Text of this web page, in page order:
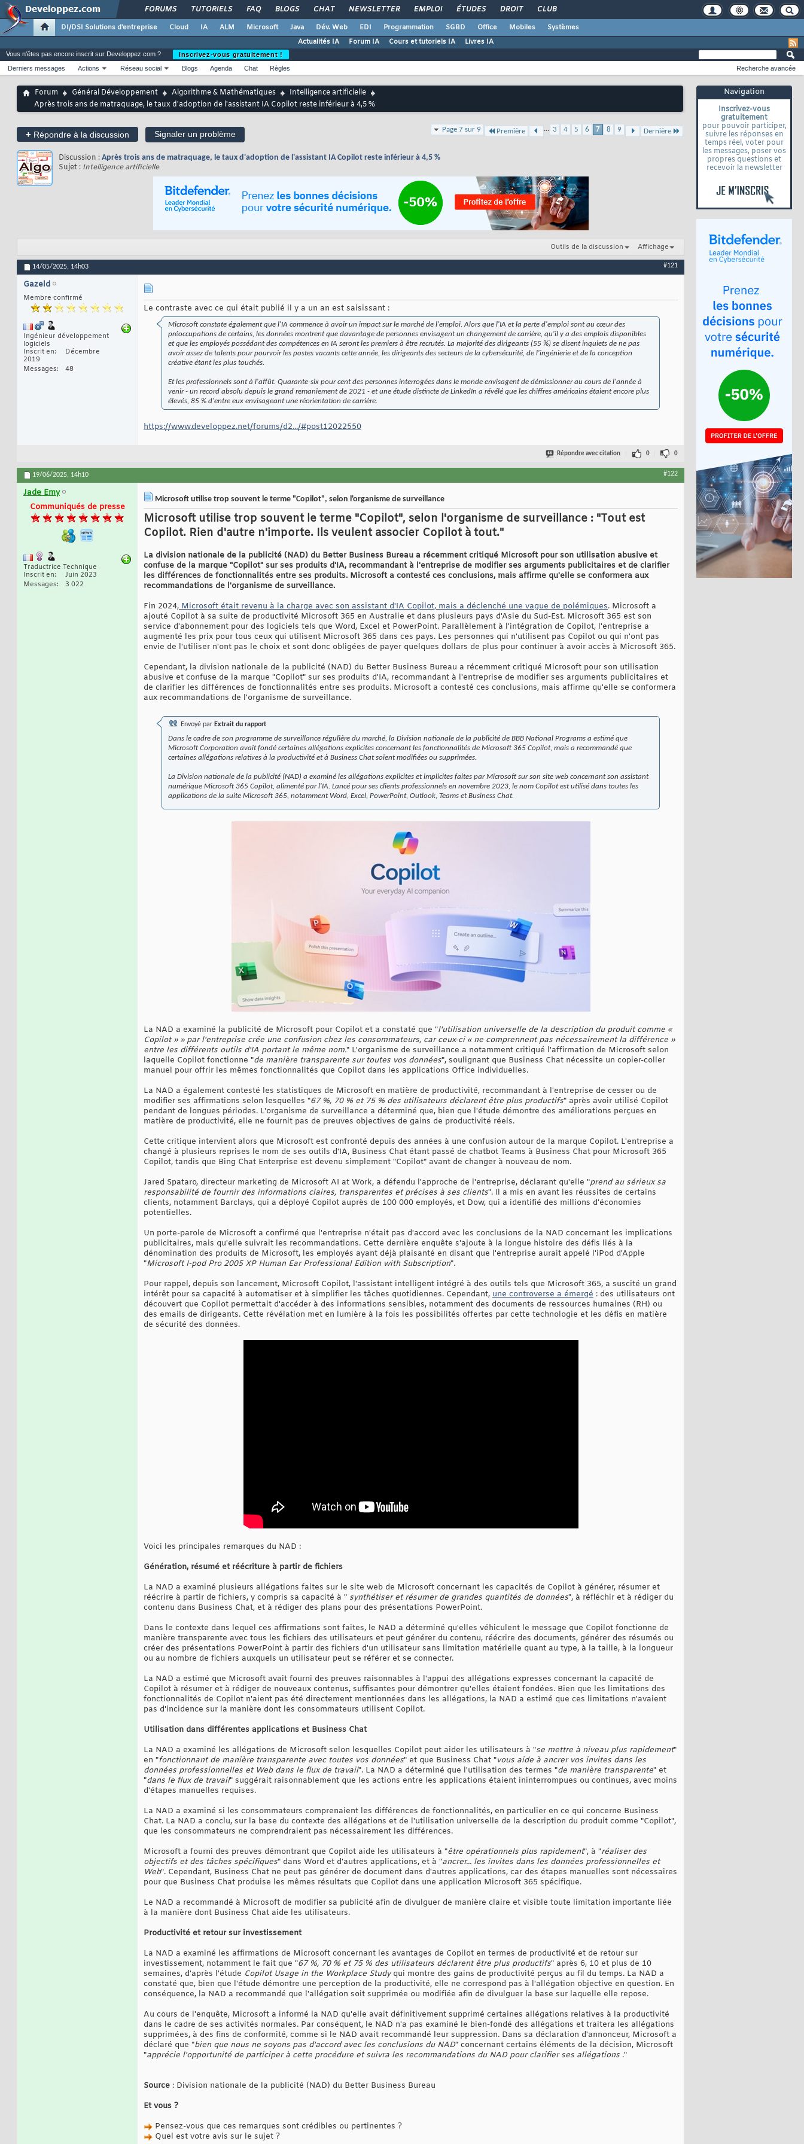
FORUMS TUTORIELS FAQ BLOGS CHAT NEWSLETTER EMPLOI ÉTUDES DROIT CLUB
DI/DSI Solutions d'entreprise Cloud IA ALM Microsoft Java Dév. Web EDI Programmation SGBD Office Mobiles
Systèmes
Actualités IA
Forum IA Cours et tutoriels IA Livres IA
Navigation
Inscrivez-vous
gratuitement
pour pouvoir participer,
suivre les réponses en
temps réel, voter pour
les messages, poser vos
propres questions et
recevoir la newsletter
Vous n'êtes pas encore inscrit sur Developpez.com ?
Inscrivez-vous gratuitement !
Derniers messages
Actions Réseau social Blogs Agenda Chat Règles Recherche avancée
Forum Général Développement Algorithme & Mathématiques
Intelligence artificielle
Après trois ans de matraquage, le taux d'adoption de l'assistant IA Copilot reste inférieur à 4,5 %
+ Répondre à la discussion Signaler un problème Page 7 sur 9 Première ... 3 4 5 6 7 8 9 Dernière
Discussion : Après trois ans de matraquage, le taux d'adoption de l'assistant IA Copilot reste inférieur à 4,5 %
Sujet : Intelligence artificielle
Outils de la discussion Affichage
14/05/2025, 14h03 #121
Gazeld
Membre confirmé
Ingénieur développement
logiciels
Inscrit en
Décembre
2019
Messages
48
Le contraste avec ce qui était publié il y a un an est saisissant :
Microsoft constate également que l'IA commence à avoir un impact sur le marché de l'emploi. Alors que l'IA et la perte d'emploi sont au cœur des
préoccupations de certains, les données montrent que davantage de personnes envisagent un changement de carrière, qu'il y a des emplois disponibles
et que les employés possédant des compétences en IA seront les premiers à être recrutés. La majorité des dirigeants (55 %) se disent inquiets de ne pas
avoir assez de talents pour pourvoir les postes vacants cette année, les dirigeants des secteurs de la cybersécurité, de l'ingénierie et de la conception
créative étant les plus touchés.
Et les professionnels sont à l'affût. Quarante-six pour cent des personnes interrogées dans le monde envisagent de démissionner au cours de l'année à
venir - un record absolu depuis le grand remaniement de 2021 - et une étude distincte de LinkedIn a révélé que les chiffres américains étaient encore plus
élevés, 85 % d'entre eux envisageant une réorientation de carrière.
https://www.developpez.net/forums/d2.../#post12022550
Répondre avec citation 0 0
19/06/2025, 14h10 #122
Jade Emy
Communiqués de presse
Traductrice Technique
Inscrit en
Juin 2023
Messages
3 022
Microsoft utilise trop souvent le terme "Copilot", selon l'organisme de surveillance
Microsoft utilise trop souvent le terme "Copilot", selon l'organisme de surveillance : "Tout est
Copilot. Rien d'autre n'importe. Ils veulent associer Copilot à tout."
La division nationale de la publicité (NAD) du Better Business Bureau a récemment critiqué Microsoft pour son utilisation abusive et
confuse de la marque "Copilot" sur ses produits d'IA, recommandant à l'entreprise de modifier ses arguments publicitaires et de clarifier
les différences de fonctionnalités entre ses produits. Microsoft a contesté ces conclusions, mais affirme qu'elle se conformera aux
recommandations de l'organisme de surveillance.
Fin 2024, Microsoft était revenu à la charge avec son assistant d'IA Copilot, mais a déclenché une vague de polémiques. Microsoft a
ajouté Copilot à sa suite de productivité Microsoft 365 en Australie et dans plusieurs pays d'Asie du Sud-Est. Microsoft 365 est son
service d'abonnement pour des logiciels tels que Word, Excel et PowerPoint. Parallèlement à l'intégration de Copilot, l'entreprise a
augmenté les prix pour tous ceux qui utilisent Microsoft 365 dans ces pays. Les personnes qui n'utilisent pas Copilot ou qui n'ont pas
envie de l'utiliser n'ont pas le choix et sont donc obligées de payer quelques dollars de plus pour continuer à avoir accès à Microsoft 365.
Cependant, la division nationale de la publicité (NAD) du Better Business Bureau a récemment critiqué Microsoft pour son utilisation
abusive et confuse de la marque "Copilot" sur ses produits d'IA, recommandant à l'entreprise de modifier ses arguments publicitaires et
de clarifier les différences de fonctionnalités entre ses produits. Microsoft a contesté ces conclusions, mais affirme qu'elle se conformera
aux recommandations de l'organisme de surveillance.
Envoyé par Extrait du rapport
Dans le cadre de son programme de surveillance régulière du marché, la Division nationale de la publicité de BBB National Programs a estimé que
Microsoft Corporation avait fondé certaines allégations explicites concernant les fonctionnalités de Microsoft 365 Copilot, mais a recommandé que
certaines allégations relatives à la productivité et à Business Chat soient modifiées ou supprimées.
La Division nationale de la publicité (NAD) a examiné les allégations explicites et implicites faites par Microsoft sur son site web concernant son assistant
numérique Microsoft 365 Copilot, alimenté par l'IA. Lancé pour ses clients professionnels en novembre 2023, le nom Copilot est utilisé dans toutes les
applications de la suite Microsoft 365, notamment Word, Excel, PowerPoint, Outlook, Teams et Business Chat.
La NAD a examiné la publicité de Microsoft pour Copilot et a constaté que "l'utilisation universelle de la description du produit comme «
Copilot » » par l'entreprise crée une confusion chez les consommateurs, car ceux-ci « ne comprennent pas nécessairement la différence »
entre les différents outils d'IA portant le même nom." L'organisme de surveillance a notamment critiqué l'affirmation de Microsoft selon
laquelle Copilot fonctionne "de manière transparente sur toutes vos données", soulignant que Business Chat nécessite un copier-coller
manuel pour offrir les mêmes fonctionnalités que Copilot dans les applications Office individuelles.
La NAD a également contesté les statistiques de Microsoft en matière de productivité, recommandant à l'entreprise de cesser ou de
modifier ses affirmations selon lesquelles "67 %, 70 % et 75 % des utilisateurs déclarent être plus productifs" après avoir utilisé Copilot
pendant de longues périodes. L'organisme de surveillance a déterminé que, bien que l'étude démontre des améliorations perçues en
matière de productivité, elle ne fournit pas de preuves objectives de gains de productivité réels.
Cette critique intervient alors que Microsoft est confronté depuis des années à une confusion autour de la marque Copilot. L'entreprise a
changé à plusieurs reprises le nom de ses outils d'IA, Business Chat étant passé de chatbot Teams à Business Chat pour Microsoft 365
Copilot, tandis que Bing Chat Enterprise est devenu simplement "Copilot" avant de changer à nouveau de nom.
Jared Spataro, directeur marketing de Microsoft AI at Work, a défendu l'approche de l'entreprise, déclarant qu'elle "prend au sérieux sa
responsabilité de fournir des informations claires, transparentes et précises à ses clients". Il a mis en avant les réussites de certains
clients, notamment Barclays, qui a déployé Copilot auprès de 100 000 employés, et Dow, qui a identifié des millions d'économies
potentielles.
Un porte-parole de Microsoft a confirmé que l'entreprise n'était pas d'accord avec les conclusions de la NAD concernant les implications
publicitaires, mais qu'elle suivrait les recommandations. Cette dernière enquête s'ajoute à la longue histoire des défis liés à la
dénomination des produits de Microsoft, les employés ayant déjà plaisanté en disant que l'entreprise aurait appelé l'iPod d'Apple
"Microsoft I-pod Pro 2005 XP Human Ear Professional Edition with Subscription".
Pour rappel, depuis son lancement, Microsoft Copilot, l'assistant intelligent intégré à des outils tels que Microsoft 365, a suscité un grand
intérêt pour sa capacité à automatiser et à simplifier les tâches quotidiennes. Cependant, une controverse a émergé : des utilisateurs ont
découvert que Copilot permettait d'accéder à des informations sensibles, notamment des documents de ressources humaines (RH) ou
des emails de dirigeants. Cette révélation met en lumière à la fois les possibilités offertes par cette technologie et les défis en matière
de sécurité des données.
Voici les principales remarques du NAD :
Génération, résumé et réécriture à partir de fichiers
La NAD a examiné plusieurs allégations faites sur le site web de Microsoft concernant les capacités de Copilot à générer, résumer et
réécrire à partir de fichiers, y compris sa capacité à " synthétiser et résumer de grandes quantités de données", à réfléchir et à rédiger du
contenu dans Business Chat, et à rédiger des plans pour des présentations PowerPoint.
Dans le contexte dans lequel ces affirmations sont faites, le NAD a déterminé qu'elles véhiculent le message que Copilot fonctionne de
manière transparente avec tous les fichiers des utilisateurs et peut générer du contenu, réécrire des documents, générer des résumés ou
créer des présentations PowerPoint à partir des fichiers d'un utilisateur sans limitation matérielle quant au type, à la taille, à la longueur
ou au nombre de fichiers auxquels un utilisateur peut se référer et se connecter.
La NAD a estimé que Microsoft avait fourni des preuves raisonnables à l'appui des allégations expresses concernant la capacité de
Copilot à résumer et à rédiger de nouveaux contenus, suffisantes pour démontrer qu'elles étaient fondées. Bien que les limitations des
fonctionnalités de Copilot n'aient pas été directement mentionnées dans les allégations, la NAD a estimé que ces limitations n'avaient
pas d'incidence sur la manière dont les consommateurs utilisent Copilot.
Utilisation dans différentes applications et Business Chat
La NAD a examiné les allégations de Microsoft selon lesquelles Copilot peut aider les utilisateurs à "se mettre à niveau plus rapidement"
en "fonctionnant de manière transparente avec toutes vos données" et que Business Chat "vous aide à ancrer vos invites dans les
données professionnelles et Web dans le flux de travail". La NAD a déterminé que l'utilisation des termes "de manière transparente" et
"dans le flux de travail" suggérait raisonnablement que les actions entre les applications étaient ininterrompues ou continues, avec moins
d'étapes manuelles requises.
La NAD a examiné si les consommateurs comprenaient les différences de fonctionnalités, en particulier en ce qui concerne Business
Chat. La NAD a conclu, sur la base du contexte des allégations et de l'utilisation universelle de la description du produit comme "Copilot",
que les consommateurs ne comprendraient pas nécessairement les différences.
Microsoft a fourni des preuves démontrant que Copilot aide les utilisateurs à "être opérationnels plus rapidement", à "réaliser des
objectifs et des tâches spécifiques" dans Word et d'autres applications, et à "ancrer... les invites dans les données professionnelles et
Web". Cependant, Business Chat ne peut pas générer de document dans d'autres applications, car des étapes manuelles sont nécessaires
pour que Business Chat produise les mêmes résultats que Copilot dans une application Microsoft 365 spécifique.
Le NAD a recommandé à Microsoft de modifier sa publicité afin de divulguer de manière claire et visible toute limitation importante liée
à la manière dont Business Chat aide les utilisateurs.
Productivité et retour sur investissement
La NAD a examiné les affirmations de Microsoft concernant les avantages de Copilot en termes de productivité et de retour sur
investissement, notamment le fait que "67 %, 70 % et 75 % des utilisateurs déclarent être plus productifs" après 6, 10 et plus de 10
semaines, d'après l'étude Copilot Usage in the Workplace Studyqui montre des gains de productivité perçus au fil du temps. La NAD a
constaté que, bien que l'étude démontre une perception de la productivité, elle ne correspond pas à l'allégation objective en question. En
conséquence, la NAD a recommandé que l'allégation soit supprimée ou modifiée afin de divulguer la base sur laquelle elle repose.
Au cours de l'enquête, Microsoft a informé la NAD qu'elle avait définitivement supprimé certaines allégations relatives à la productivité
dans le cadre de ses activités normales. Par conséquent, le NAD n'a pas examiné le bien-fondé des allégations et traitera les allégations
supprimées, à des fins de conformité, comme si le NAD avait recommandé leur suppression. Dans sa déclaration d'annonceur, Microsoft a
déclaré que "bien que nous ne soyons pas d'accord avec les conclusions du NAD" concernant certains éléments de la décision, Microsoft
"apprécie l'opportunité de participer à cette procédure et suivra les recommandations du NAD pour clarifier ses allégations ."
Source : Division nationale de la publicité (NAD) du Better Business Bureau
Et vous ?
Pensez-vous que ces remarques sont crédibles ou pertinentes ?
Quel est votre avis sur le sujet ?